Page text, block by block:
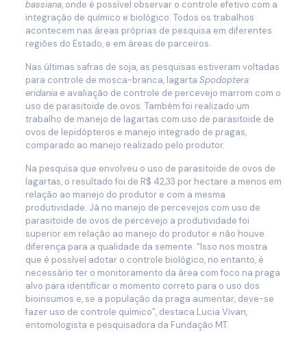
bassiana, onde é possível observar o controle efetivo com a
integração de químico e biológico. Todos os trabalhos
acontecem nas áreas próprias de pesquisa em diferentes
regiões do Estado, e em áreas de parceiros.
Nas últimas safras de soja, as pesquisas estiveram voltadas
para controle de mosca-branca, lagarta Spodoptera
eridaniae avaliação de controle de percevejo marrom com o
uso de parasitoide de ovos. Também foi realizado um
trabalho de manejo de lagartas com uso de parasitoide de
ovos de lepidópteros e manejo integrado de pragas,
comparado ao manejo realizado pelo produtor.
Na pesquisa que envolveu o uso de parasitoide de ovos de
lagartas, o resultado foi de R$ 42,33 por hectare a menos em
relação ao manejo do produtor e com a mesma
produtividade. Já no manejo de percevejos com uso de
parasitoide de ovos de percevejo a produtividade foi
superior em relação ao manejo do produtor e não houve
diferença para a qualidade da semente. “Isso nos mostra
que é possível adotar o controle biológico, no entanto, é
necessário ter o monitoramento da área com foco na praga
alvo para identificar o momento correto para o uso dos
bioinsumos e, se a população da praga aumentar, deve-se
fazer uso de controle químico”, destaca Lucia Vivan,
entomologista e pesquisadora da Fundação MT.